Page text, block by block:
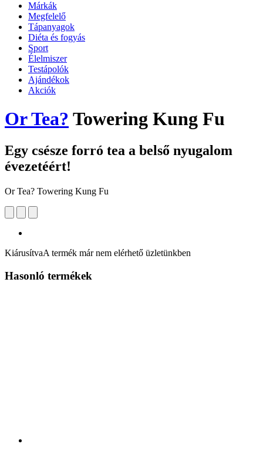
Márkák
Megfelelő
Tápanyagok
Diéta és fogyás
Sport
Élelmiszer
Testápolók
Ajándékok
Akciók
Or Tea? Towering Kung Fu
Egy csésze forró tea a belső nyugalom
évezetéért!
Or Tea? Towering Kung Fu
KiárusítvaA termék már nem elérhető üzletünkben
Hasonló termékek